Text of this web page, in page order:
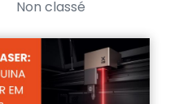
Non classé